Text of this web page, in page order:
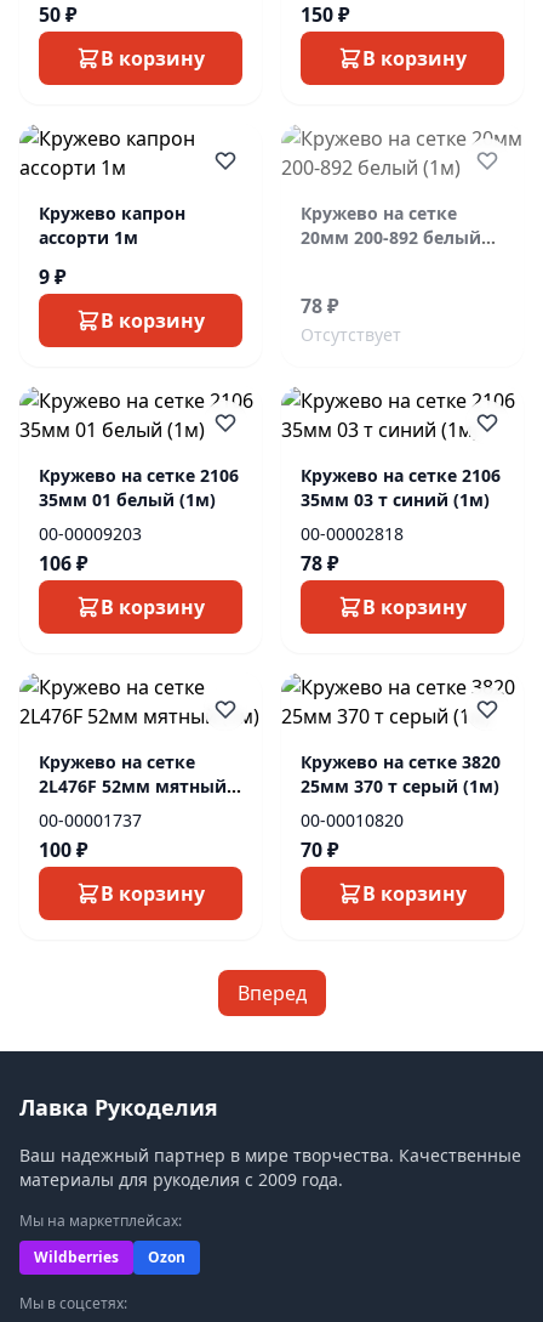
50 ₽
В корзину
150 ₽
В корзину
Кружево капрон
ассорти 1м
9 ₽
В корзину
Кружево на сетке
20мм 200-892 белый
78 ₽
Отсутствует
Кружево на сетке 2106
35мм 01 белый (1м)
00-00009203
106 ₽
В корзину
Кружево на сетке 2106
35мм 03 т синий (1м)
00-00002818
78 ₽
В корзину
Кружево на сетке
2L476F 52мм мятный
(1м)
00-00001737
100 ₽
В корзину
Кружево на сетке 3820
25мм 370 т серый (1м)
00-00010820
70 ₽
В корзину
Вперед
Лавка Рукоделия
Ваш надежный партнер в мире творчества. Качественные
материалы для рукоделия с 2009 года.
Мы на маркетплейсах:
Wildberries
Ozon
Мы в соцсетях: